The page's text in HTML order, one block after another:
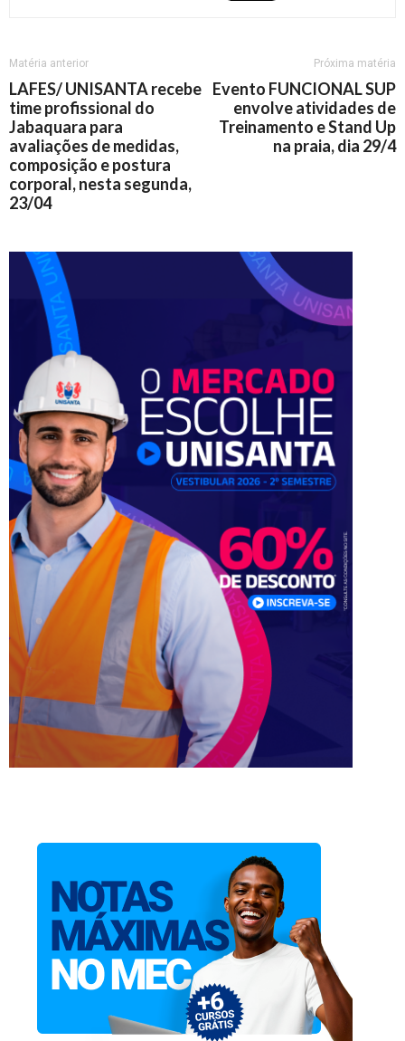
Matéria anterior
LAFES/ UNISANTA recebe
time profissional do
Jabaquara para
avaliações de medidas,
composição e postura
corporal, nesta segunda,
23/04
Próxima matéria
Evento FUNCIONAL SUP
envolve atividades de
Treinamento e Stand Up
na praia, dia 29/4